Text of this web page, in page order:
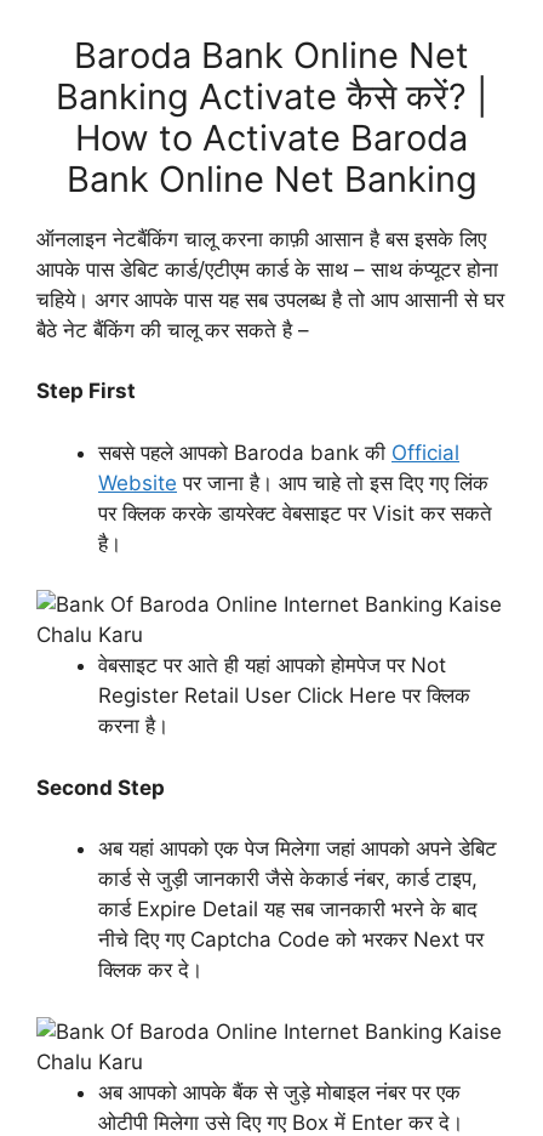
Baroda Bank Online Net
Banking Activate कैसे करें? |
How to Activate Baroda
Bank Online Net Banking
ऑनलाइन नेटबैंकिंग चालू करना काफ़ी आसान है बस इसके लिए
आपके पास डेबिट कार्ड/एटीएम कार्ड के साथ – साथ कंप्यूटर होना
चहिये। अगर आपके पास यह सब उपलब्ध है तो आप आसानी से घर
बैठे नेट बैंकिंग की चालू कर सकते है –
Step First
सबसे पहले आपको Baroda bank की Official
Website पर जाना है। आप चाहे तो इस दिए गए लिंक
पर क्लिक करके डायरेक्ट वेबसाइट पर Visit कर सकते
है।
वेबसाइट पर आते ही यहां आपको होमपेज पर Not
Register Retail User Click Here पर क्लिक
करना है।
Second Step
अब यहां आपको एक पेज मिलेगा जहां आपको अपने डेबिट
कार्ड से जुड़ी जानकारी जैसे केकार्ड नंबर, कार्ड टाइप,
कार्ड Expire Detail यह सब जानकारी भरने के बाद
नीचे दिए गए Captcha Code को भरकर Next पर
क्लिक कर दे।
अब आपको आपके बैंक से जुड़े मोबाइल नंबर पर एक
ओटीपी मिलेगा उसे दिए गए Box में Enter कर दे।